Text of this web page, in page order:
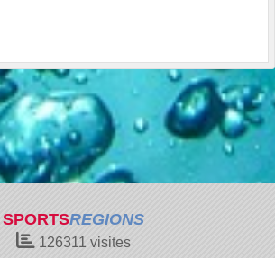
SPORTSREGIONS
126311 visites